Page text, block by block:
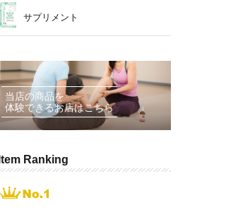
サプリメント
当店の商品を
体験できるお店はこちら
Item Ranking